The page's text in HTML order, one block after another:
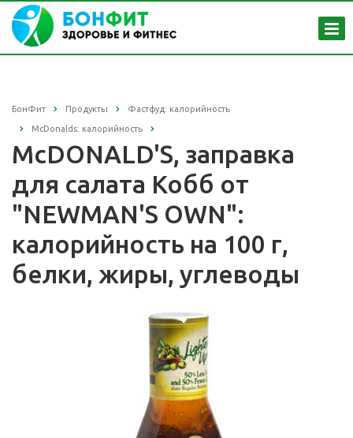
БонФит Продукты Фастфуд: калорийность
McDonalds: калорийность
McDONALD'S, заправка
для салата Кобб от
"NEWMAN'S OWN":
калорийность на 100 г,
белки, жиры, углеводы